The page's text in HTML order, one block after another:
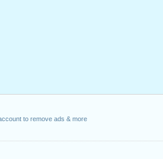
to remove ads & more